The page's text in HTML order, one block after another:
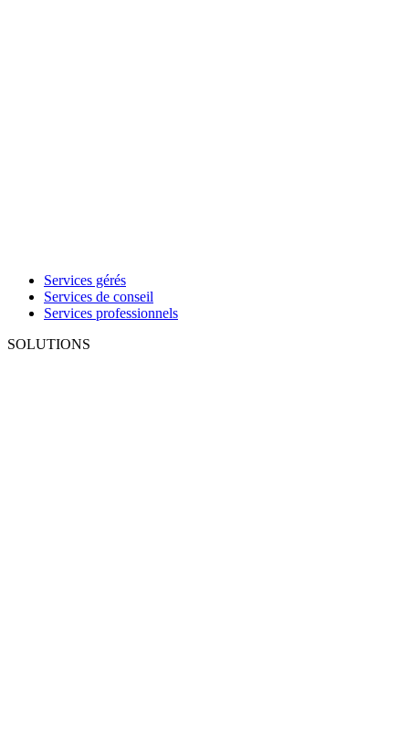
Services gérés
Services de conseil
Services professionnels
SOLUTIONS